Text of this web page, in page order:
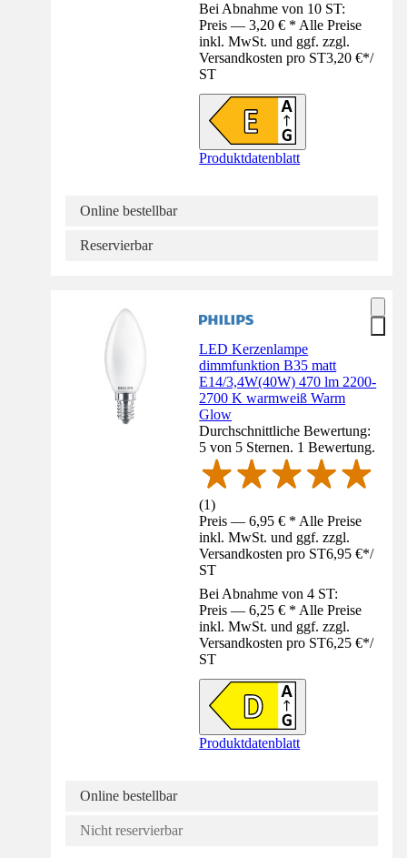
Bei Abnahme von 10 ST:
Preis — 3,20 € * Alle Preise
inkl. MwSt. und ggf. zzgl.
Versandkosten pro ST3,20 €*/
ST
Produktdatenblatt
Online bestellbar
Reservierbar
LED Kerzenlampe
dimmfunktion B35 matt
E14/3,4W(40W) 470 lm 2200-
2700 K warmweiß Warm
Glow
Durchschnittliche Bewertung:
5 von 5 Sternen. 1 Bewertung.
(1)
Preis — 6,95 € * Alle Preise
inkl. MwSt. und ggf. zzgl.
Versandkosten pro ST6,95 €*/
ST
Bei Abnahme von 4 ST:
Preis — 6,25 € * Alle Preise
inkl. MwSt. und ggf. zzgl.
Versandkosten pro ST6,25 €*/
ST
Produktdatenblatt
Online bestellbar
Nicht reservierbar